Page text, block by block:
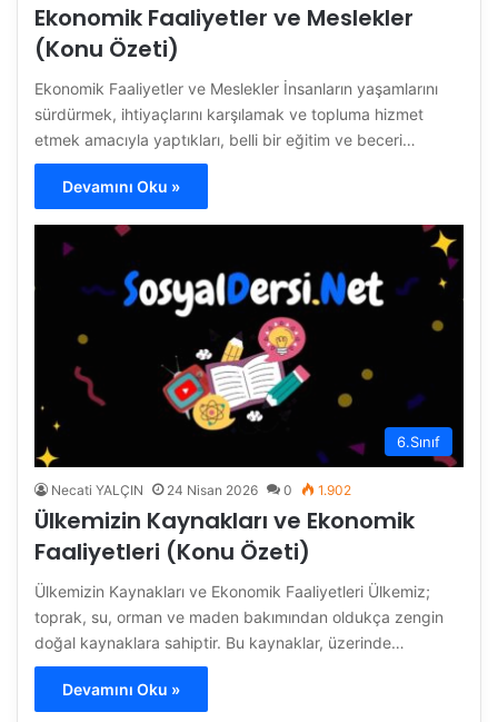
Ekonomik Faaliyetler ve Meslekler
(Konu Özeti)
Ekonomik Faaliyetler ve Meslekler İnsanların yaşamlarını
sürdürmek, ihtiyaçlarını karşılamak ve topluma hizmet
etmek amacıyla yaptıkları, belli bir eğitim ve beceri…
Devamını Oku »
6.Sınıf
Necati YALÇIN 24 Nisan 2026 0 1.902
Ülkemizin Kaynakları ve Ekonomik
Faaliyetleri (Konu Özeti)
Ülkemizin Kaynakları ve Ekonomik Faaliyetleri Ülkemiz;
toprak, su, orman ve maden bakımından oldukça zengin
doğal kaynaklara sahiptir. Bu kaynaklar, üzerinde…
Devamını Oku »